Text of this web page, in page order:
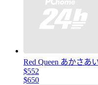
Red Queen あかさあ
$552
$650